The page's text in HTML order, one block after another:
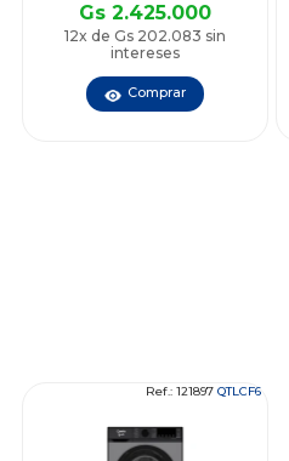
Gs 2.425.000
12x de Gs 202.083 sin
intereses
Comprar
Ref.: 121897 QTLCF6